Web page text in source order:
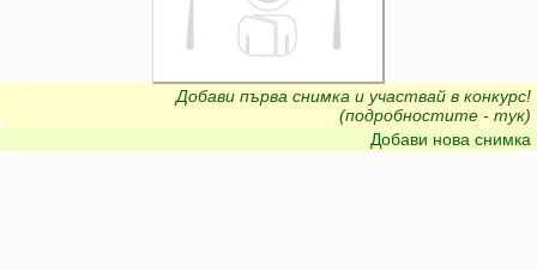
Добави първа снимка и участвай в конкурс!
(подробностите - тук)
Добави нова снимка